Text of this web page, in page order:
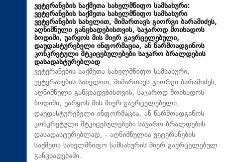
ვეტერანების საქმეთა სახელმწიფო სამსახური:
ვეტერანების საქმეთა სახელმწიფო სამსახური
ვეტერანების სახელით, მიმართავს გიორგი ბარამიძეს,
აღნიშნული განცხადებისთვის, საჯაროდ მოიხადოს
ბოდიში, უარყოს მის მიერ გავრცელებული,
დაუდასტურებელი ინფორმაცია, ან წარმოადგინოს
კონკრეტული მტკიცებულებები საჯარო ბრალდების
დასადასტურებლად
ვეტერანების საქმეთა სახელმწიფო სამსახური,
ვეტერანების სახელით, მიმართავს გიორგი ბარამიძეს,
აღნიშნული განცხადებისთვის, საჯაროდ მოიხადოს
ბოდიში, უარყოს მის მიერ გავრცელებული,
დაუდასტურებელი ინფორმაცია, ან წარმოადგინოს
კონკრეტული მტკიცებულებები საჯარო ბრალდების
დასადასტურებლად, - აღნიშნულია ვეტერანების
საქმეთა სახელმწიფო სამსახურის მიერ გავრცელებულ
განცხადებაში.